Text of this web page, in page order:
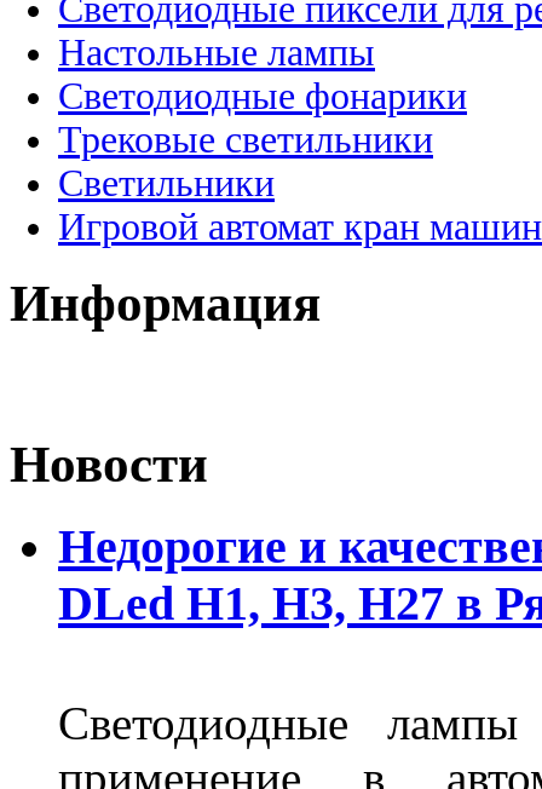
Светодиодные пиксели для
Настольные лампы
Светодиодные фонарики
Трековые светильники
Светильники
Игровой автомат кран
Информация
Новости
Недорогие и
DLed Н1, Н3, Н27 в
Светодиодные
применение в